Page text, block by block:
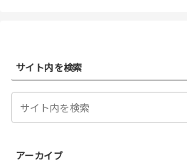
サイト内を検索
アーカイブ